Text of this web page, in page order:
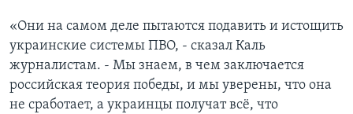
«Они на самом деле пытаются подавить и истощить
украинские системы ПВО, - сказал Каль
журналистам. - Мы знаем, в чем заключается
российская теория победы, и мы уверены, что она
не сработает, а украинцы получат всё, что